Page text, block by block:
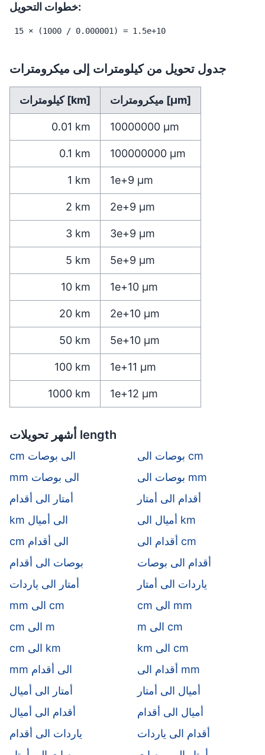
خطوات التحويل:
15 × (1000 / 0.000001) = 1.5e+10
جدول تحويل من كيلومترات إلى ميكرومترات
كيلومترات [km] ميكرومترات [µm]
0.01 km 10000000 µm
0.1 km 100000000 µm
1 km 1e+9 µm
2 km 2e+9 µm
3 km 3e+9 µm
5 km 5e+9 µm
10 km 1e+10 µm
20 km 2e+10 µm
50 km 5e+10 µm
100 km 1e+11 µm
1000 km 1e+12 µm
أشهر تحويلات length
cm الى بوصات
بوصات الى cm
mm الى بوصات
بوصات الى mm
أمتار الى أقدام
أقدام الى أمتار
km الى أميال
أميال الى km
cm الى أقدام
أقدام الى cm
بوصات الى أقدام
أقدام الى بوصات
أمتار الى ياردات
ياردات الى أمتار
mm الى cm
cm الى mm
cm الى m
m الى cm
cm الى km
km الى cm
mm الى أقدام
أقدام الى mm
أمتار الى أميال
أميال الى أمتار
أقدام الى أميال
أميال الى أقدام
ياردات الى أقدام
أقدام الى ياردات